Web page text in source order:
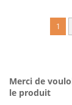
1
Merci de
le produit